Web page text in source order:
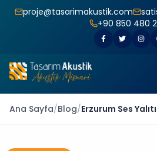
proje@tasarimakustik.com
+90 850 480
Ana Sayfa/Blog/Erzurum Ses